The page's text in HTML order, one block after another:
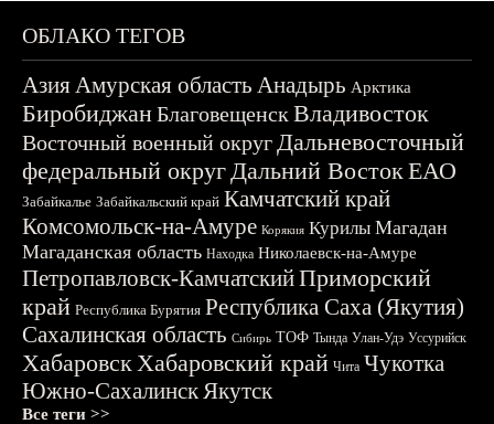
ОБЛАКО ТЕГОВ
АзияАмурская область Анадырь Арктика
БиробиджанБлаговещенскВладивосток
Восточный военный округДальневосточный
федеральный округДальний ВостокЕАО
Забайкалье Забайкальский край Камчатский край
Комсомольск-на-Амуре Корякия Курилы Магадан
Магаданская область Находка Николаевск-на-Амуре
Петропавловск-КамчатскийПриморский
край Республика Бурятия Республика Саха (Якутия)
Сахалинская область Сибирь ТОФ Тында Улан-Удэ Уссурийск
ХабаровскХабаровский край Чита Чукотка
Южно-СахалинскЯкутск
Все теги >>